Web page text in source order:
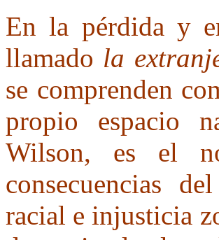
En la pérdida y
llamado la
se comprenden
propio espacio
Wilson, es el
consecuencias
racial e injusticia